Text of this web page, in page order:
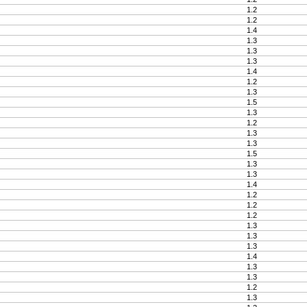
1.2
1.2
1.4
1.3
1.3
1.3
1.4
1.2
1.3
1.5
1.3
1.2
1.3
1.3
1.5
1.3
1.3
1.4
1.2
1.2
1.2
1.3
1.3
1.3
1.4
1.3
1.3
1.2
1.3